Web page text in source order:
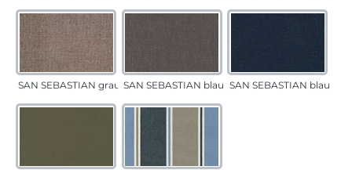
SAN SEBASTIAN grau-sandSAN SEBASTIAN blau-sandSAN SEBASTIAN blau